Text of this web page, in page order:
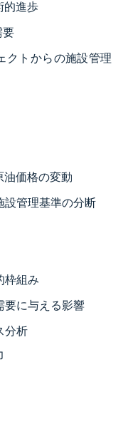
的進歩
要
クトからの施設管理
油価格の変動
設管理基準の分断
枠組み
要に与える影響
分析